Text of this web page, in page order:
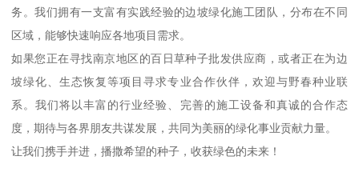
务。我们拥有一支富有实践经验的边坡绿化施工团队，分布在不同
区域，能够快速响应各地项目需求。
如果您正在寻找南京地区的百日草种子批发供应商，或者正在为边
坡绿化、生态恢复等项目寻求专业合作伙伴，欢迎与野春种业联
系。我们将以丰富的行业经验、完善的施工设备和真诚的合作态
度，期待与各界朋友共谋发展，共同为美丽的绿化事业贡献力量。
让我们携手并进，播撒希望的种子，收获绿色的未来！